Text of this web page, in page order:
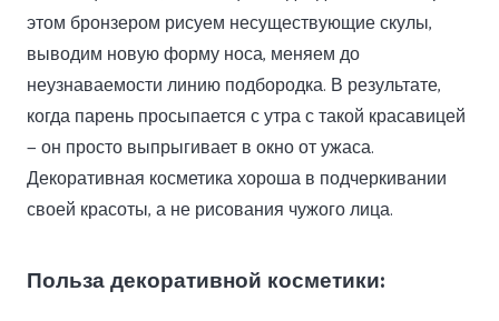
этом бронзером рисуем несуществующие скулы,
выводим новую форму носа, меняем до
неузнаваемости линию подбородка. В результате,
когда парень просыпается с утра с такой красавицей
— он просто выпрыгивает в окно от ужаса.
Декоративная косметика хороша в подчеркивании
своей красоты, а не рисования чужого лица.
Польза декоративной косметики: